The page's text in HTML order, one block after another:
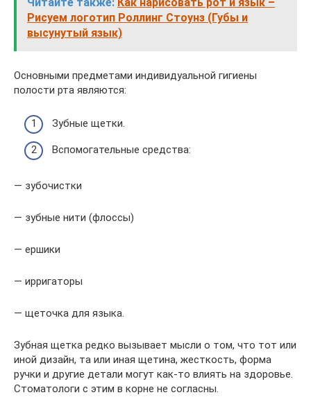
Рисуем логотип Роллинг Стоунз (Губы и
высунутый язык)
Основными предметами индивидуальной гигиены
полости рта являются:
Зубные щетки.
Вспомогательные средства:
— зубочистки
— зубные нити (флоссы)
— ершики
— ирригаторы
— щеточка для языка.
Зубная щетка редко вызывает мысли о том, что тот или
иной дизайн, та или иная щетина, жесткость, форма
ручки и другие детали могут как-то влиять на здоровье.
Стоматологи с этим в корне не согласны.